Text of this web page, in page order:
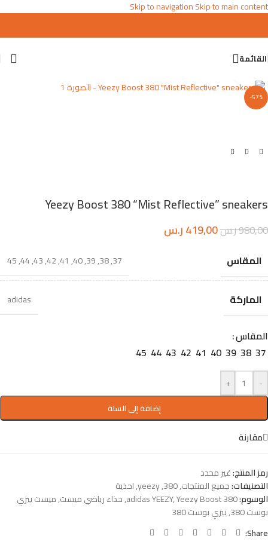
Skip to navigationSkip to main content
القائمة
-57%
Yeezy Boost 380 “Mist Reflective” sneakers
980,00ر.س419,00ر.س
المقاس 37
,
38
,
39
,
40
,
41
,
42
,
43
,
44
,
45
الماركة adidas
المقاس
37
38
39
40
41
42
43
44
45
-
+
إضافة إلى السلة
مقارنة
رمز المنتج:غير محدد
التصنيفات:جميع المنتجات,
380
,
yeezy
,احذية
الوسوم:
adidas YEEZY,Yeezy Boost 380
,حذاء رياضي ميست,ميست ييزي
بوست 380
,ييزي بوست 380
Share: